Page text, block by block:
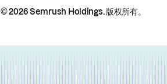
© 2026 Semrush Holdings.版权所有。